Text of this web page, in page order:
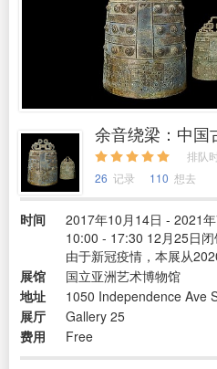
余音绕梁：中国
排队
26 记录 110 想去
时间
2017年10月14日 - 2021
10:00 - 17:30 12月25日
由于新冠疫情，本展从
展馆
国立亚洲艺术博物馆
地址
1050 Independence Ave
展厅
Gallery 25
费用
Free